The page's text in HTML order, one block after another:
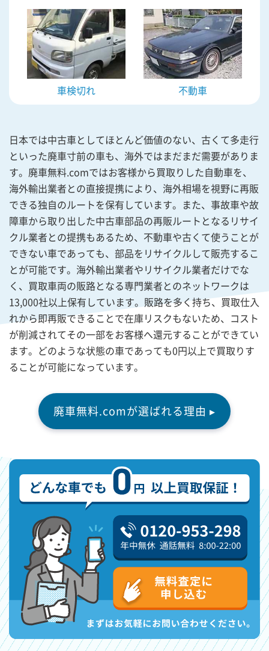
車検切れ 不動車
日本では中古車としてほとんど価値のない、古くて多走行
といった廃車寸前の車も、海外ではまだまだ需要がありま
す。廃車無料.comではお客様から買取りした自動車を、
海外輸出業者との直接提携により、海外相場を視野に再販
できる独自のルートを保有しています。また、事故車や故
障車から取り出した中古車部品の再販ルートとなるリサイ
クル業者との提携もあるため、不動車や古くて使うことが
できない車であっても、部品をリサイクルして販売するこ
とが可能です。海外輸出業者やリサイクル業者だけでな
く、買取車両の販路となる専門業者とのネットワークは
13,000社以上保有しています。販路を多く持ち、買取仕入
れから即再販できることで在庫リスクもないため、コスト
が削減されてその一部をお客様へ還元することができてい
ます。どのような状態の車であっても0円以上で買取りす
ることが可能になっています。
廃車無料.comが選ばれる理由 ▸